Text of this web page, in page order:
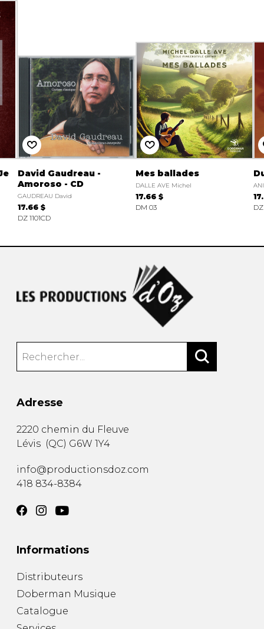
David Gaudreau -
Amoroso - CD
GAUDREAU David
17.66 $
DZ 1101CD
Mes ballades
DALLE AVE Michel
17.66 $
DM 03
Adresse
2220 chemin du Fleuve
Lévis (QC) G6W 1Y4
info@productionsdoz.com
418 834-8384
Informations
Distributeurs
Doberman Musique
Catalogue